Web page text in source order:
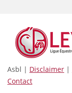
Asbl | Disclaimer |
Contact